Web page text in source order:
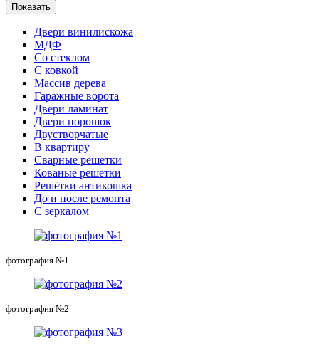
Показать
Двери винилискожа
МДФ
Cо стеклом
C ковкой
Массив дерева
Гаражные ворота
Двери ламинат
Двери порошок
Двустворчатые
В квартиру
Сварные решетки
Кованые решетки
Решётки антикошка
До и после ремонта
С зеркалом
фотография №1
фотография №2